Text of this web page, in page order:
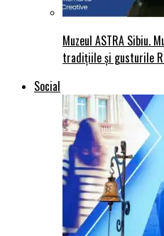
Muzeul ASTRA Sibiu.
tradițiile și gusturile
Social